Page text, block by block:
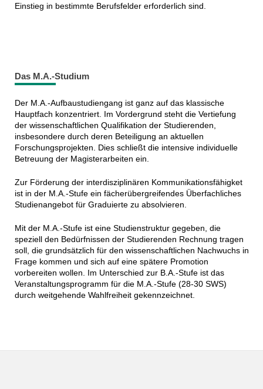
Einstieg in bestimmte Berufsfelder erforderlich sind.
Das M.A.-Studium
Der M.A.-Aufbaustudiengang ist ganz auf das klassische
Hauptfach konzentriert. Im Vordergrund steht die Vertiefung
der wissenschaftlichen Qualifikation der Studierenden,
insbesondere durch deren Beteiligung an aktuellen
Forschungsprojekten. Dies schließt die intensive individuelle
Betreuung der Magisterarbeiten ein.
Zur Förderung der interdisziplinären Kommunikationsfähigket
ist in der M.A.-Stufe ein fächerübergreifendes Überfachliches
Studienangebot für Graduierte zu absolvieren.
Mit der M.A.-Stufe ist eine Studienstruktur gegeben, die
speziell den Bedürfnissen der Studierenden Rechnung tragen
soll, die grundsätzlich für den wissenschaftlichen Nachwuchs in
Frage kommen und sich auf eine spätere Promotion
vorbereiten wollen. Im Unterschied zur B.A.-Stufe ist das
Veranstaltungsprogramm für die M.A.-Stufe (28-30 SWS)
durch weitgehende Wahlfreiheit gekennzeichnet.